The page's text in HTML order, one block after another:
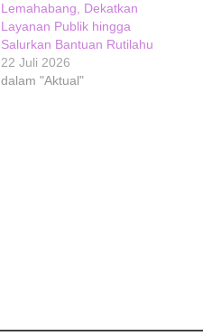
Lemahabang, Dekatkan
Layanan Publik hingga
Salurkan Bantuan Rutilahu
22 Juli 2026
dalam "Aktual"